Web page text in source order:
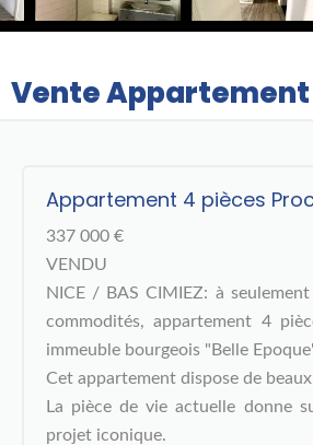
Vente Appartement
Appartement 4 pièces
337 000 €
VENDU
NICE / BAS CIMIEZ: à
commodités, appartement 4
immeuble bourgeois "Belle
Cet appartement dispose de
La pièce de vie actuelle donne
projet iconique.